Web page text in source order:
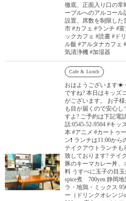
徹底、正面入り口の常
ーブルへのアルコー
設置、席数を制限した
市 #カフェ #ランチ #
ックカフェ #読書 #ド
ル飯 #アルタナカフェ
気清浄機 #加湿器
Cafe & Lunch
おはようございます☀
ですね? 本日はキッズ
がございます。 お子
も目が届くので安心し
すよ? ご予約は下記電
話:0545-52-9504 #キッ
本 #アニメ #カートゥ
ン❗️ ランチは11:00か
テイクアウトランチも
致しております? テイ
豚のキーマカレー丼
料 うすべに玉子の目
spice煮 700yen 静岡
ラ・地鶏・ミックス
ー（ドリンクオレン